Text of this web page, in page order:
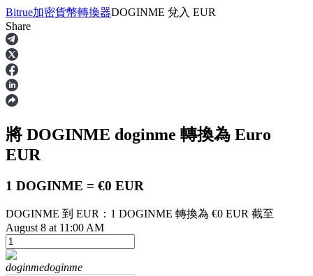
合約
USDT永續
多種以USDT結算的永續合約
Bitrue加密貨幣轉換器DOGINME 兌入 EUR
Share
將 DOGINME doginme 轉換為 Euro
EUR
1 DOGINME = €0 EUR
DOGINME 到 EUR：1 DOGINME 轉換為 €0 EUR 截至
August 8 at 11:00 AM
doginmedoginme